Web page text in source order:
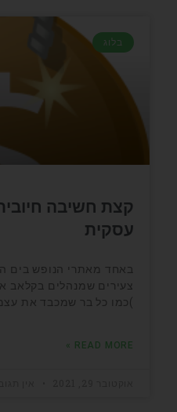
בלוג
קצת חשיבה
עסקית
באחד מאתרי הנופש בים
צעירים שמנהלים בקלאב
)כמו כל בר שמכבד את
READ MORE »